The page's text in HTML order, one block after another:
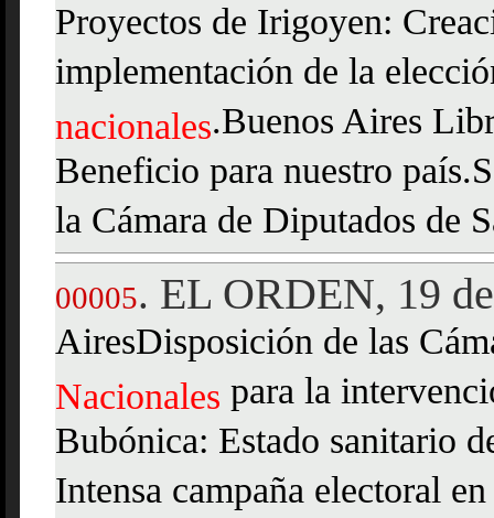
Proyectos de Irigoyen:
implementación de la
nacionales.Buenos Aires
Beneficio para nuestro
la Cámara de Diputados de
00005. EL ORDEN, 19
AiresDisposición de las
Nacionales para la
Bubónica: Estado sanitario
Intensa campaña electoral